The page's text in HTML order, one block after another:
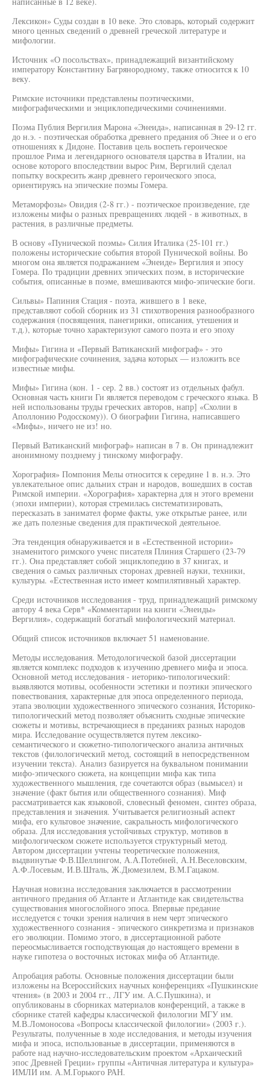
Лексикон» Суды создан в 10 веке. Это словарь, который содержит
много ценных сведений о древней греческой литературе и
мифологии.
Источник «О посольствах», принадлежащий византийскому
императору Константину Багрянородному, также относится к 10
веку.
Римские источники представлены поэтическими,
мифографическими и энциклопедическими сочинениями.
Поэма Публия Вергилия Марона «Энеида», написанная в 29-12 гг.
до н.э. - поэтическая обработка древнего предания об Энее и о его
отношениях к Дидоне. Поставив цель воспеть героическое
прошлое Рима и легендарного основателя царства в Италии, на
основе которого впоследствии вырос Рим, Вергилий сделал
попытку воскресить жанр древнего героического эпоса,
ориентируясь на эпические поэмы Гомера.
Метаморфозы» Овидия (2-8 гг.) - поэтическое произведение, где
изложены мифы о разных превращениях людей - в животных, в
растения, в различные предметы.
В основу «Пунической поэмы» Силия Италика (25-101 гг.)
положены исторические события второй Пунической войны. Во
многом она является подражанием «Энеиде» Вергилия и эпосу
Гомера. По традиции древних эпических поэм, в исторические
события, описанные в поэме, вмешиваются мифо-эпические боги.
Сильвы» Папиния Стация - поэта, жившего в 1 веке,
представляют собой сборник из 31 стихотворения разнообразного
содержания (посвящения, панегирики, описания, утешения и
т.д.), которые точно характеризуют самого поэта и его эпоху
Мифы» Гигина и «Первый Ватиканский мифограф» - это
мифографические сочинения, задача которых — изложить все
известные мифы.
Мифы» Гигина (кон. 1 - сер. 2 вв.) состоят из отдельных фабул.
Основная часть книги Ги является переводом с греческого языка. В
ней использованы труды греческих авторов, напр] «Схолии в
Аполлонию Родосскому)). О биографии Гигина, написавшего
«Мифы», ничего не из! но.
Первый Ватиканский мифограф» написан в 7 в. Он принадлежит
анонимному позднему j тинскому мифографу.
Хорография» Помпония Мелы относится к середине 1 в. н.э. Это
увлекательное опис дальних стран и народов, вошедших в состав
Римской империи. «Хорография» характерна для н этого времени
(эпохи империи), которая стремилась систематизировать,
пересказать в занимател форме факты, уже открытые ранее, или
же дать полезные сведения для практической деятельное.
Эта тенденция обнаруживается и в «Естественной истории»
знаменитого римского ученс писателя Плиния Старшего (23-79
гг.). Она представляет собой энциклопедию в 37 книгах, и
сведения о самых различных сторонах древней науки, техники,
культуры. «Естественная исто имеет компилятивный характер.
Среди источников исследования - труд, принадлежащий римскому
автору 4 века Серв* «Комментарии на книги «Энеиды»
Вергилия», содержащий богатый мифологический материал.
Общий список источников включает 51 наменование.
Методы исследования. Методологической базой диссертации
является комплекс подходов к изучению древнего мифа и эпоса.
Основной метод исследования - иеторико-типологический:
выявляются мотивы, особенности эстетики и поэтики эпического
повествования, характерные для эпоса определенного периода,
этапа эволюции художественного эпического сознания, Историко-
типологический метод позволяет объяснить сходные эпические
сюжеты и мотивы, встречающиеся в преданиях разных народов
мира. Исследование осуществляется путем лексико-
семантического и сюжетно-типологического анализа античных
текстов (филологический метод, состоящий в непосредственном
изучении текста). Анализ базируется на буквальном понимании
мифо-эпического сюжета, на концепции мифа как типа
художественного мышления, где сочетаются образ (вымысел) и
значение (факт бытия или общественного сознания). Миф
рассматривается как языковой, словесный феномен, синтез образа,
представления и значения. Учитывается религиозный аспект
мифа, его культовое значение, сакральность мифологического
образа. Для исследования устойчивых структур, мотивов в
мифологическом сюжете используется структурный метод.
Автором диссертации учтены теоретические положения,
выдвинутые Ф.В.Шеллингом, А.А.Потебней, А.Н.Веселовским,
А.Ф.Лосевым, И.В.Шталь, Ж.Дюмезилем, В.М.Гацаком.
Научная новизна исследования заключается в рассмотрении
античного предания об Атланте и Атлантиде как свидетельства
существования многослойного эпоса. Впервые предание
исследуется с точки зрения наличия в нем черт эпического
художественного сознания - эпического синкретизма и признаков
его эволюции. Помимо этого, в диссертационной работе
переосмысливается господствующая до настоящего времени в
науке гипотеза о восточных истоках мифа об Атлантиде.
Апробация работы. Основные положения диссертации были
изложены на Всероссийских научных конференциях «Пушкинские
чтения» (в 2003 и 2004 гг., ЛГУ им. А.С.Пушкина), и
опубликованы в сборниках материалов конференций, а также в
сборнике статей кафедры классической филологии МГУ им.
М.В.Ломоносова «Вопросы классической филологии» (2003 г.).
Результаты, полученные в ходе исследования, и методы изучения
мифа и эпоса, использованые в диссертации, применяются в
работе над научно-исследовательским проектом «Архаический
эпос Древней Греции» группы «Античная литература и культура»
ИМЛИ им. А.М.Горького РАН.